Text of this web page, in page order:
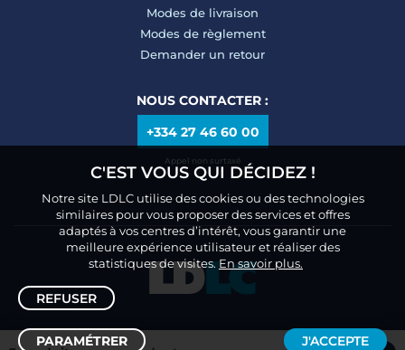
Modes de livraison
Modes de règlement
Demander un retour
NOUS CONTACTER :
+334 27 46 60 00
Appel non surtaxé
C'EST VOUS QUI DÉCIDEZ !
Notre site LDLC utilise des cookies ou des technologies
similaires pour vous proposer des services et offres
adaptés à vos centres d’intérêt, vous garantir une
meilleure expérience utilisateur et réaliser des
statistiques de visites.En savoir plus.
REFUSER
PARAMÉTRER J'ACCEPTE